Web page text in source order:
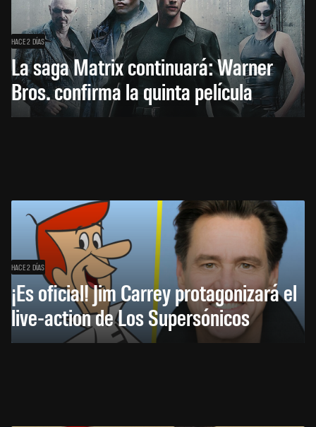
HACE 2 DÍAS
La saga Matrix continuará: Warner
Bros. confirma la quinta película
HACE 2 DÍAS
¡Es oficial! Jim Carrey protagonizará el
live-action de Los Supersónicos